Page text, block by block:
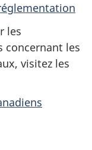
les
concernant les
visitez les